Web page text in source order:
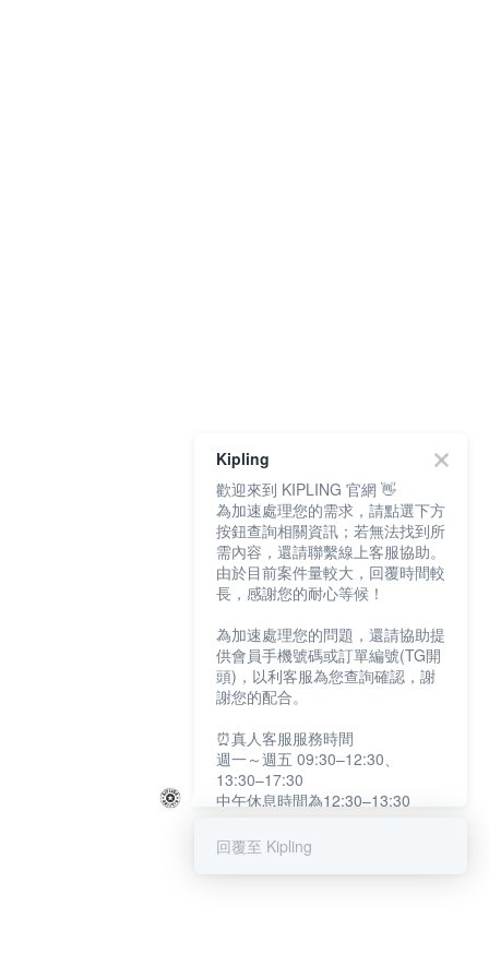
Kipling
歡迎來到 KIPLING 官網 👋
為加速處理您的需求，請點選下方
按鈕查詢相關資訊；若無法找到所
需內容，還請聯繫線上客服協助。
由於目前案件量較大，回覆時間較
長，感謝您的耐心等候！
為加速處理您的問題，還請協助提
供會員手機號碼或訂單編號(TG開
頭)，以利客服為您查詢確認，謝
謝您的配合。
⏰真人客服服務時間
週一～週五 09:30–12:30、
13:30–17:30
中午休息時間為12:30–13:30
提醒您：系統會自動已讀訊息，如
回覆至 Kipling